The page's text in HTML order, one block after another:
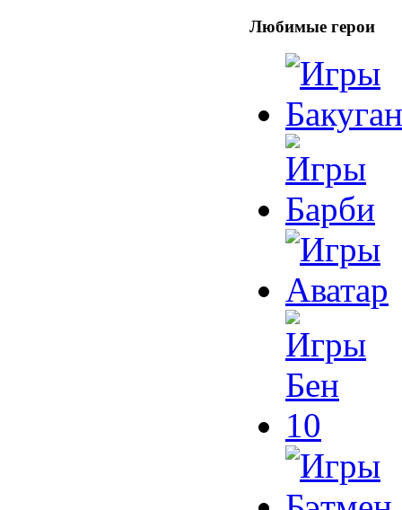
Любимые герои